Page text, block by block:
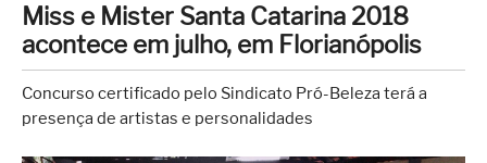
Início
Notícias
Sarados
do
Miss e Mister Santa Catarina 2018
acontece em julho, em Florianópolis
Concurso certificado pelo Sindicato Pró-Beleza terá a
presença de artistas e personalidades